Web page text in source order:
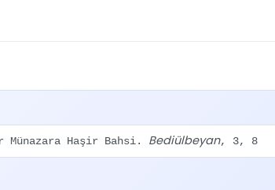
Haşir Bahsi. Bediülbeyan, 3, 8